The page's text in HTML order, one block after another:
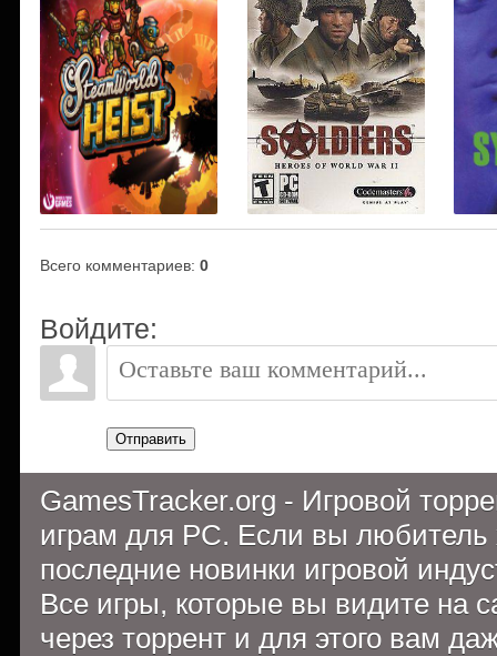
Всего комментариев: 0
Войдите:
Отправить
GamesTracker.org - Игровой
играм для PC. Если вы
последние новинки игровой
Все игры, которые вы видите на
через торрент и для этого вам